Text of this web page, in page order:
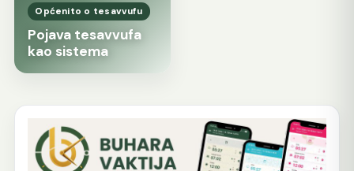
Općenito o tesavvufu
Pojava tesavvufa
kao sistema